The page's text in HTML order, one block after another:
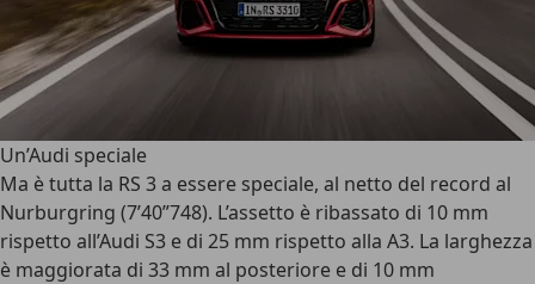
Un’Audi speciale
Ma è tutta la RS 3 a essere speciale, al netto del record al
Nurburgring (7’40”748). L’assetto è ribassato di 10 mm
rispetto all’Audi S3 e di 25 mm rispetto alla A3. La larghezza
è maggiorata di 33 mm al posteriore e di 10 mm